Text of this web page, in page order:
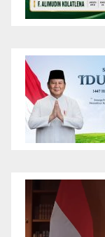
Pemutar
Video